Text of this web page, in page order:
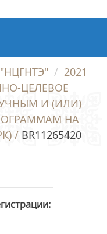
2021
ЦЕЛЕВОЕ
И (ИЛИ)
НА
/ BR11265420